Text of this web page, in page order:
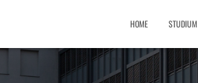
HOME STUDIUM